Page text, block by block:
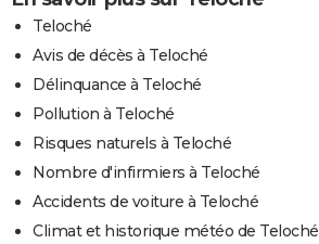
Teloché
Avis de décès à Teloché
Délinquance à Teloché
Pollution à Teloché
Risques naturels à Teloché
Nombre d'infirmiers à Teloché
Accidents de voiture à Teloché
Climat et historique météo de Teloché